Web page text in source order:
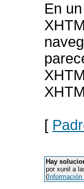
En
[
Hay
por xunil a
(